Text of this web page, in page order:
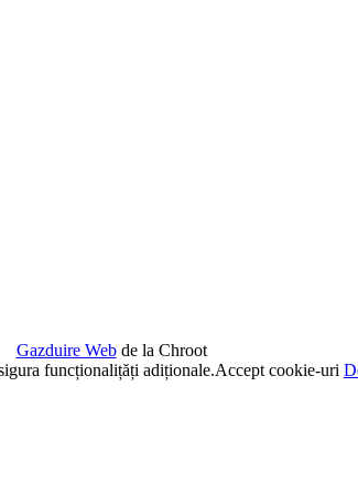
Gazduire Webde la Chroot
funcționalițăți adiționale.Accept cookie-uri